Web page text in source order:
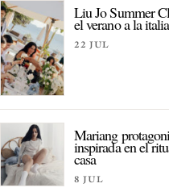
Liu Jo Summer
el verano a la
22 JUL
Mariang
inspirada en el
casa
8 JUL